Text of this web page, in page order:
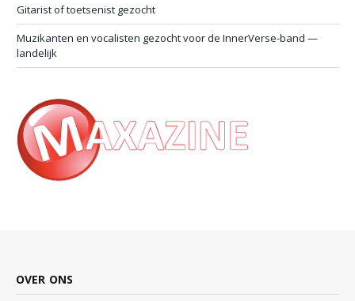
Gitarist of toetsenist gezocht
Muzikanten en vocalisten gezocht voor de InnerVerse-band —
landelijk
OVER ONS